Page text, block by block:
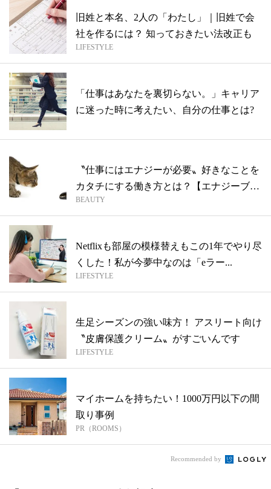
旧姓と本名、2人の「わたし」｜旧姓で会
社を作るには？ 知っておきたい法改正も
LIFESTYLE
「仕事はあなたを裏切らない。」キャリア
に迷った時に考えたい、自分の仕事とは?
〝仕事にはエナジーが必要〟好きなことを
カタチにする働き方とは？【エナジーブラ
ンデ...
BEAUTY
Netflixも部屋の模様替えもこの1年でやり尽
くした！私が今夢中なのは「eラー...
LIFESTYLE
生足シーズンの強い味方！ アスリート向け
〝皮膚保護クリーム〟がすごいんです
LIFESTYLE
マイホームを持ちたい！1000万円以下の間
取り事例
PR（ROOMS）
Recommended by